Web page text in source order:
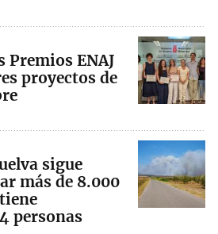
Premios ENAJ
proyectos de
sigue
más de 8.000
personas